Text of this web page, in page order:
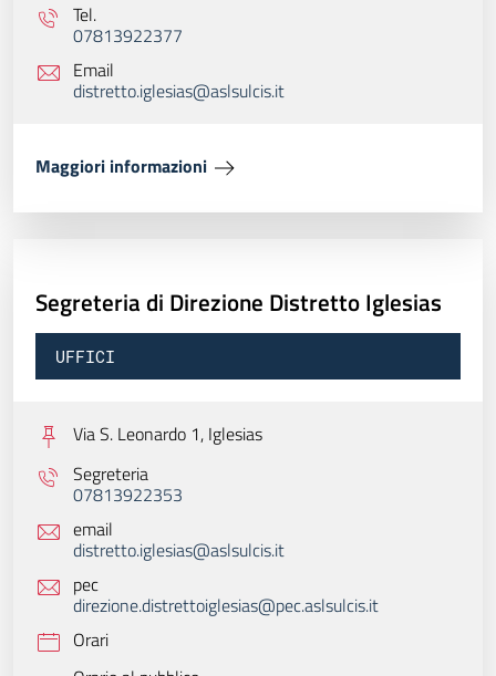
Tel.
07813922377
Email
distretto.iglesias@aslsulcis.it
Maggiori informazioni
Segreteria di Direzione Distretto Iglesias
UFFICI
Via S. Leonardo 1, Iglesias
Segreteria
07813922353
email
distretto.iglesias@aslsulcis.it
pec
direzione.distrettoiglesias@pec.aslsulcis.it
Orari